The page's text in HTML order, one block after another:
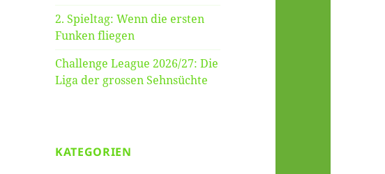
2. Spieltag: Wenn die ersten
Funken fliegen
Challenge League 2026/27: Die
Liga der grossen Sehnsüchte
KATEGORIEN